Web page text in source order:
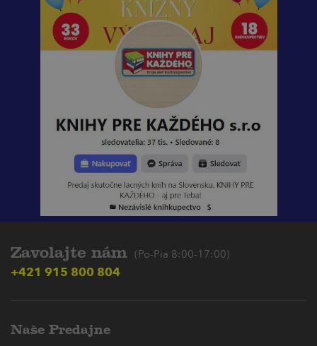
Zavolajte nám (Po-Pia 8:00-17:00)
+421 915 800 804
Naše Predajne